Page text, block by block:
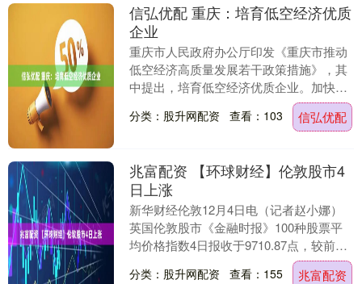
信弘优配 重庆：培育低空经济优质
企业
重庆市人民政府办公厅印发《重庆市推动
低空经济高质量发展若干政策措施》，其
中提出，培育低空经济优质企业。加快培
育壮大低空经济领域企业，对首次获评国
家级专精特新“小....
分类：股升网配资 查看：103 信弘优配
兆富配资 【环球财经】伦敦股市4
日上涨
新华财经伦敦12月4日电（记者赵小娜）
英国伦敦股市《金融时报》100种股票平
均价格指数4日报收于9710.87点，较前一
交易日上涨18.80点，涨幅为0.19%....
分类：股升网配资 查看：155 兆富配资